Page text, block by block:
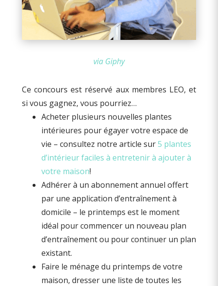
via Giphy
Ce concours est réservé aux membres LEO, et
si vous gagnez, vous pourriez…
Acheter plusieurs nouvelles plantes
intérieures pour égayer votre espace de
vie – consultez notre article sur5 plantes
d’intérieur faciles à entretenir à ajouter à
votre maison!
Adhérer à un abonnement annuel offert
par une application d’entraînement à
domicile – le printemps est le moment
idéal pour commencer un nouveau plan
d’entraînement ou pour continuer un plan
existant.
Faire le ménage du printemps de votre
maison, dresser une liste de toutes les